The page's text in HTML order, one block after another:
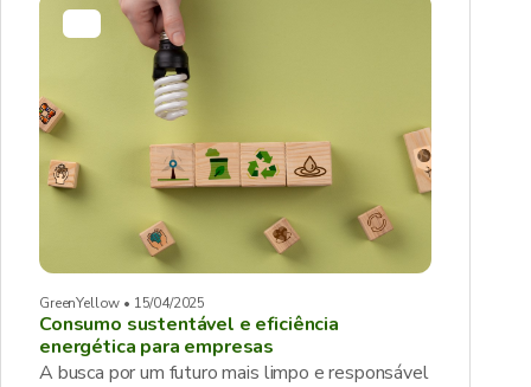
GreenYellow • 15/04/2025
Consumo sustentável e eficiência
energética para empresas
A busca por um futuro mais limpo e responsável